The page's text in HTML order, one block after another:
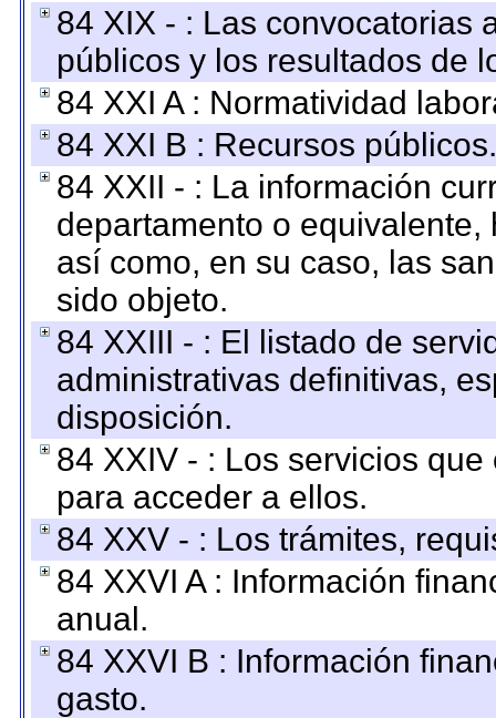
84 XIX - : Las convocatorias
públicos y los resultados de
84 XXI A : Normatividad
84 XXI B : Recursos públicos.
84 XXII - : La información
departamento o
así como, en su caso, las
sido objeto.
84 XXIII - : El listado de
administrativas definitivas,
disposición.
84 XXIV - : Los servicios
para acceder a ellos.
84 XXV - : Los trámites,
84 XXVI A : Información
anual.
84 XXVI B : Información
gasto.